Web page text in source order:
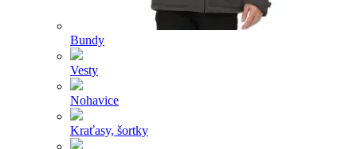
Bundy
Vesty
Nohavice
Kraťasy, šortky